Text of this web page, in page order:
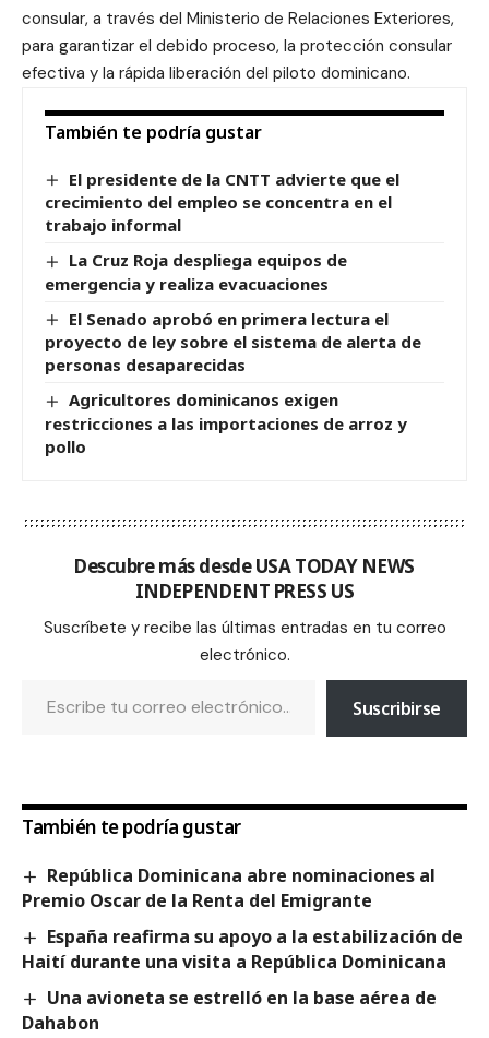
consular, a través del Ministerio de Relaciones Exteriores,
para garantizar el debido proceso, la protección consular
efectiva y la rápida liberación del piloto dominicano.
También te podría gustar
El presidente de la CNTT advierte que el
crecimiento del empleo se concentra en el
trabajo informal
La Cruz Roja despliega equipos de
emergencia y realiza evacuaciones
El Senado aprobó en primera lectura el
proyecto de ley sobre el sistema de alerta de
personas desaparecidas
Agricultores dominicanos exigen
restricciones a las importaciones de arroz y
pollo
Descubre más desde USA TODAY NEWS
INDEPENDENT PRESS US
Suscríbete y recibe las últimas entradas en tu correo
electrónico.
Suscribirse
También te podría gustar
República Dominicana abre nominaciones al
Premio Oscar de la Renta del Emigrante
España reafirma su apoyo a la estabilización de
Haití durante una visita a República Dominicana
Una avioneta se estrelló en la base aérea de
Dahabon